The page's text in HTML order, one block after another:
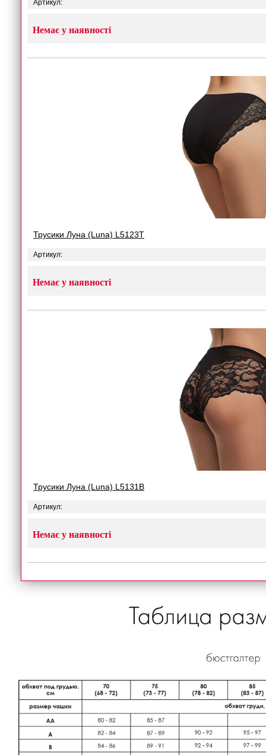
Артикул:
Немає у наявності
Трусики Луна (Luna) L5123T
Артикул:
Немає у наявності
Трусики Луна (Luna) L5131B
Артикул:
Немає у наявності